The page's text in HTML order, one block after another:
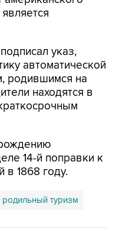
указ,
автоматической
родившимся на
находятся в
14-й поправки к
в 1868 году.
родильный туризм